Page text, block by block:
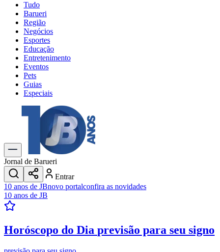
Tudo
Barueri
Região
Negócios
Esportes
Educação
Entretenimento
Eventos
Pets
Guias
Especiais
Explore Tudo
Últimas Notícias
Previsão do Tempo
Trânsito e Rotas
Dia a Dia & Lazer
Transportes
Gastronomia
Cinema & Shows
JogosNovo
Para Sua Empresa
Anuncie no Portal
Cadastrar Empresa
Divulgar Vagas
Jornal de Barueri
Entrar
10 anos de JBnovo portalconfira as novidades
10 anos de JB
Horóscopo do Dia previsão para seu signo